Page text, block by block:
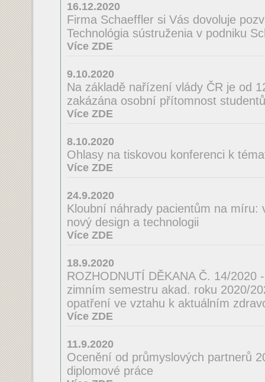
16.12.2020
Firma Schaeffler si Vás dovoluje
Technológia sústruženia v podniku
Více ZDE
9.10.2020
Na základě nařízení vlády ČR je od
zakázána osobní přítomnost
Více ZDE
8.10.2020
Ohlasy na tiskovou konferenci k
Více ZDE
24.9.2020
Kloubní náhrady pacientům na míru:
nový design a technologii
Více ZDE
18.9.2020
ROZHODNUTÍ DĚKANA Č. 14/2020
zimním semestru akad. roku 2020/
opatření ve vztahu k aktuálním
Více ZDE
11.9.2020
Ocenění od průmyslových partnerů
diplomové práce